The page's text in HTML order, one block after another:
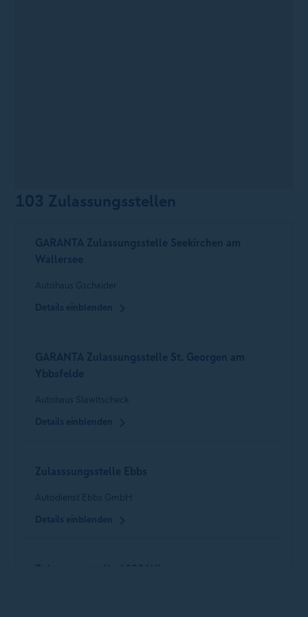
103 Zulassungsstellen
GARANTA Zulassungsstelle Seekirchen am
Wallersee
Autohaus Gschaider
Details einblenden
GARANTA Zulassungsstelle St. Georgen am
Ybbsfelde
Autohaus Slawitscheck
Details einblenden
Zulasssungsstelle Ebbs
Autodienst Ebbs GmbH
Details einblenden
Zulassungsstelle 1030 Wien